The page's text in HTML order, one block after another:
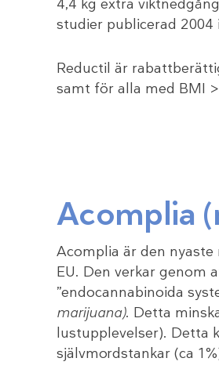
studier publicerad 2004 i
Reductil är
samt för alla med BMI
Acomplia
Acomplia är den
EU. Den verkar genom
”endocannabinoida
marijuana). Detta
lustupplevelser). Detta
självmordstankar (ca